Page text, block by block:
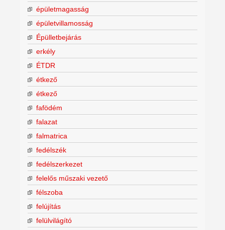
épületmagasság
épületvillamosság
Épülletbejárás
erkély
ÉTDR
étkező
étkező
fafödém
falazat
falmatrica
fedélszék
fedélszerkezet
felelős műszaki vezető
félszoba
felújítás
felülvilágító